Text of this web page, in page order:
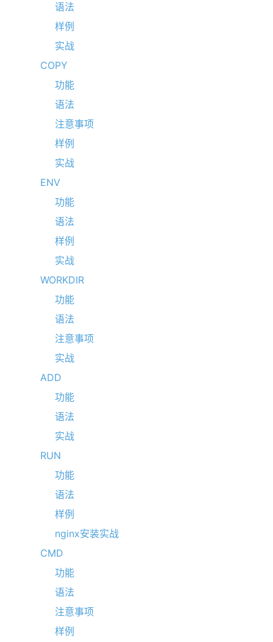
语法
样例
实战
COPY
功能
语法
注意事项
样例
实战
ENV
功能
语法
样例
实战
WORKDIR
功能
语法
注意事项
实战
ADD
功能
语法
实战
RUN
功能
语法
样例
nginx安装实战
CMD
功能
语法
注意事项
样例